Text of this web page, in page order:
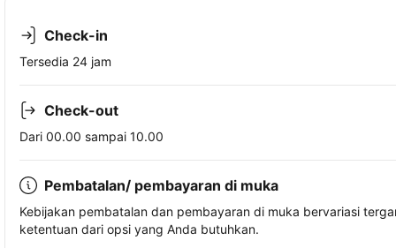
Check-in
Tersedia 24 jam
Check-out
Dari 00.00 sampai 10.00
Pembatalan/ pembayaran di muka
Kebijakan pembatalan dan pembayaran di muka bervariasi
ketentuan dari opsi yang Anda butuhkan.